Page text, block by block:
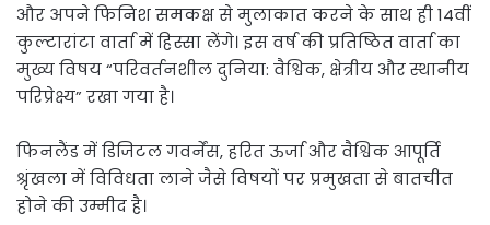
और अपने फिनिश समकक्ष से मुलाकात करने के साथ ही 14वीं
कुल्टारांटा वार्ता में हिस्सा लेंगे। इस वर्ष की प्रतिष्ठित वार्ता का
मुख्य विषय “परिवर्तनशील दुनिया: वैश्विक, क्षेत्रीय और स्थानीय
परिप्रेक्ष्य” रखा गया है।
फिनलैंड में डिजिटल गवर्नेंस, हरित ऊर्जा और वैश्विक आपूर्ति
श्रृंखला में विविधता लाने जैसे विषयों पर प्रमुखता से बातचीत
होने की उम्मीद है।